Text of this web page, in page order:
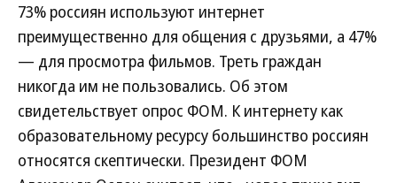
73% россиян используют интернет
преимущественно для общения с друзьями, а 47%
— для просмотра фильмов. Треть граждан
никогда им не пользовались. Об этом
свидетельствует опрос ФОМ. К интернету как
образовательному ресурсу большинство россиян
относятся скептически. Президент ФОМ